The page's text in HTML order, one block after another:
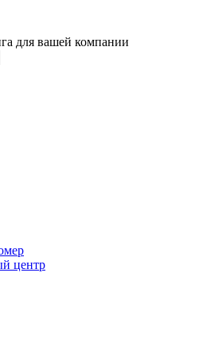
для вашей компании
центр